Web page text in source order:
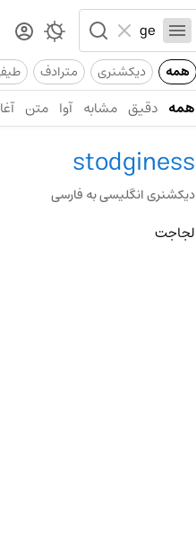
همه دیکشنری مترادف
همه دقیق مشابه آوا متن
stodginess
دیکشنری انگلیسی به فارسی
لجاجت